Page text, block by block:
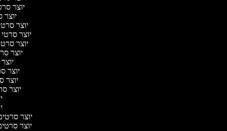
יוצר
יוצר
יוצר
יוצר סרטי
יוצר
יוצר
יוצר
יוצר
יוצר
יוצר
יוצר